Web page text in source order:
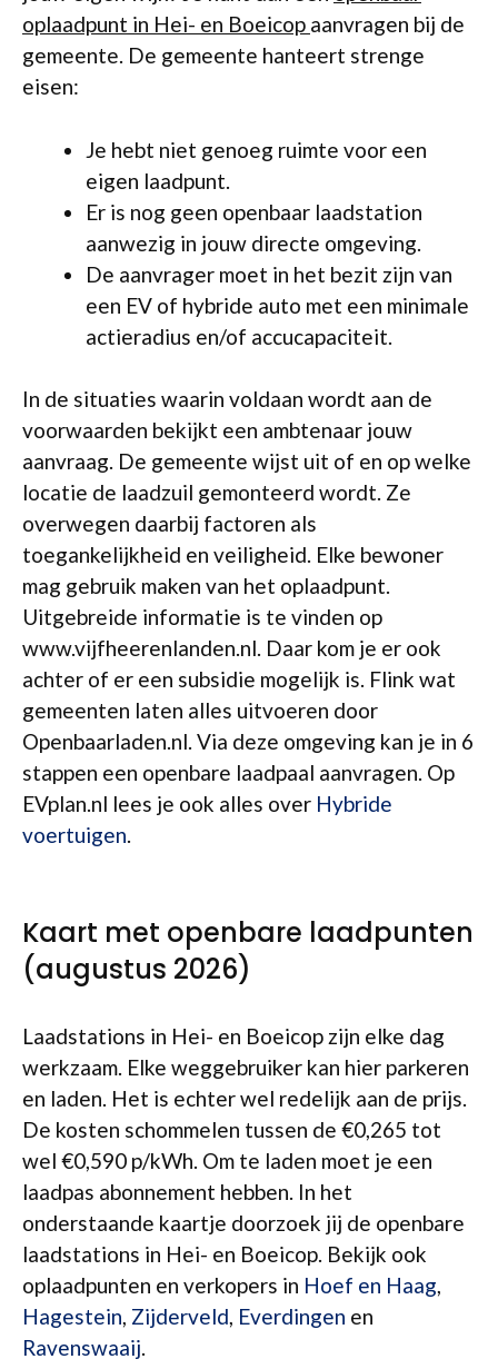
oplaadpunt in Hei- en Boeicop aanvragen bij de
gemeente. De gemeente hanteert strenge
eisen:
Je hebt niet genoeg ruimte voor een
eigen laadpunt.
Er is nog geen openbaar laadstation
aanwezig in jouw directe omgeving.
De aanvrager moet in het bezit zijn van
een EV of hybride auto met een minimale
actieradius en/of accucapaciteit.
In de situaties waarin voldaan wordt aan de
voorwaarden bekijkt een ambtenaar jouw
aanvraag. De gemeente wijst uit of en op welke
locatie de laadzuil gemonteerd wordt. Ze
overwegen daarbij factoren als
toegankelijkheid en veiligheid. Elke bewoner
mag gebruik maken van het oplaadpunt.
Uitgebreide informatie is te vinden op
www.vijfheerenlanden.nl. Daar kom je er ook
achter of er een subsidie mogelijk is. Flink wat
gemeenten laten alles uitvoeren door
Openbaarladen.nl. Via deze omgeving kan je in 6
stappen een openbare laadpaal aanvragen. Op
EVplan.nl lees je ook alles over Hybride
voertuigen.
Kaart met openbare laadpunten
(augustus 2026)
Laadstations in Hei- en Boeicop zijn elke dag
werkzaam. Elke weggebruiker kan hier parkeren
en laden. Het is echter wel redelijk aan de prijs.
De kosten schommelen tussen de €0,265 tot
wel €0,590 p/kWh. Om te laden moet je een
laadpas abonnement hebben. In het
onderstaande kaartje doorzoek jij de openbare
laadstations in Hei- en Boeicop. Bekijk ook
oplaadpunten en verkopers in Hoef en Haag,
Hagestein, Zijderveld, Everdingen en
Ravenswaaij.